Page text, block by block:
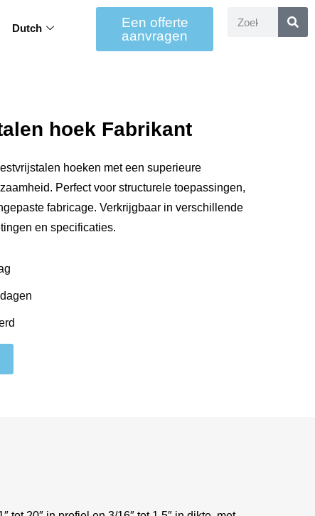
Dutch
Een offerte
aanvragen
hoek Fabrikant
hoeken met een superieure
Perfect voor structurele toepassingen,
fabricage. Verkrijgbaar in verschillende
en specificaties.